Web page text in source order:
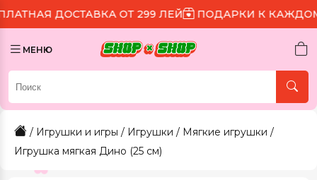
ОТ 299 ЛЕЙ ПОДАРКИ К КАЖДОМУ ЗАКАЗУ
МЕНЮ
/ Игрушки и игры / Игрушки / Мягкие игрушки /
Игрушка мягкая Дино (25 см)